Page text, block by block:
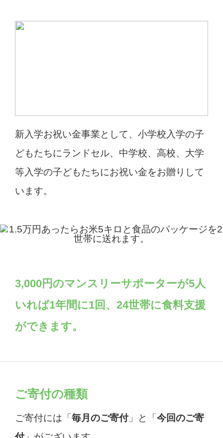
新入学お祝い金事業として、小学校入学の子
どもたちにランドセル、中学校、高校、大学
等入学の子どもたちにお祝い金をお贈りして
います。
3,000円のマンスリーサポーターが5人
いれば1年間に1回、24世帯に食料支援
ができます。
ご寄付の種類
ご寄付には「 毎月のご寄付」と「 今回のご寄